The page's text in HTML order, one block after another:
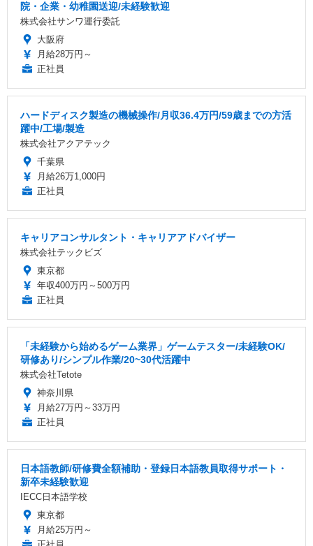
院・企業・幼稚園送迎/未経験歓迎
株式会社サンワ運行委託
大阪府
月給28万円～
正社員
ハードディスク製造の機械操作/月収36.4万円/59歳までの方活
躍中/工場/製造
株式会社アクアテック
千葉県
月給26万1,000円
正社員
キャリアコンサルタント・キャリアアドバイザー
株式会社テックビズ
東京都
年収400万円～500万円
正社員
「未経験から始めるゲーム業界」ゲームテスター/未経験OK/
研修あり/シンプル作業/20~30代活躍中
株式会社Tetote
神奈川県
月給27万円～33万円
正社員
日本語教師/研修費全額補助・登録日本語教員取得サポート・
新卒未経験歓迎
IECC日本語学校
東京都
月給25万円～